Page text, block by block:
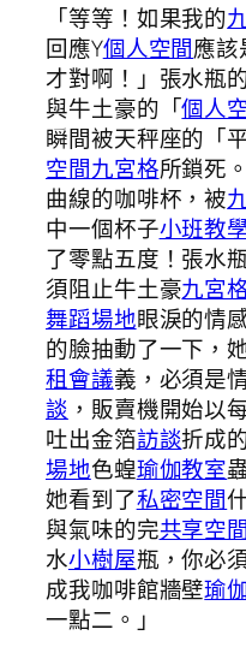
「等等！如果我的
回應Y個人空間應該
才對啊！」張水瓶
與牛土豪的「個人
瞬間被天秤座的「
空間九宮格所鎖死
曲線的咖啡杯，被
中一個杯子小班教
了零點五度！張水
須阻止牛土豪九宮
舞蹈場地眼淚的情
的臉抽動了一下，
租會議義，必須是
談 ，販賣機開始以
吐出金箔訪談折成
場地色蝗瑜伽教室
她看到了私密空間
與氣味的完共享空間
水小樹屋瓶，你必
成我咖啡館牆壁瑜
一點二。」